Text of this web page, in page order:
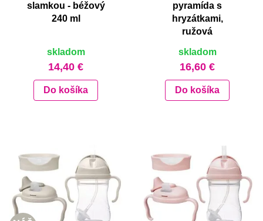
slamkou - béžový
240 ml
skladom
14,40 €
Do košíka
pyramída s
hryzátkami,
ružová
skladom
16,60 €
Do košíka